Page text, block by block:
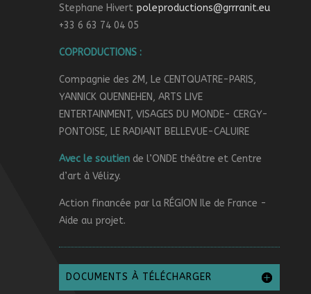
Stephane Hivert poleproductions@grrranit.eu
+33 6 63 74 04 05
COPRODUCTIONS :
Compagnie des 2M, Le CENTQUATRE-PARIS,
YANNICK QUENNEHEN, ARTS LIVE
ENTERTAINMENT, VISAGES DU MONDE- CERGY-
PONTOISE, LE RADIANT BELLEVUE-CALUIRE
Avec le soutiende l’ONDE théâtre et Centre
d’art à Vélizy.
Action financée par la RÉGION Ile de France -
Aide au projet.
DOCUMENTS À TÉLÉCHARGER